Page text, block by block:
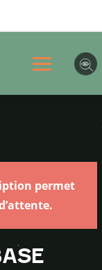
permet